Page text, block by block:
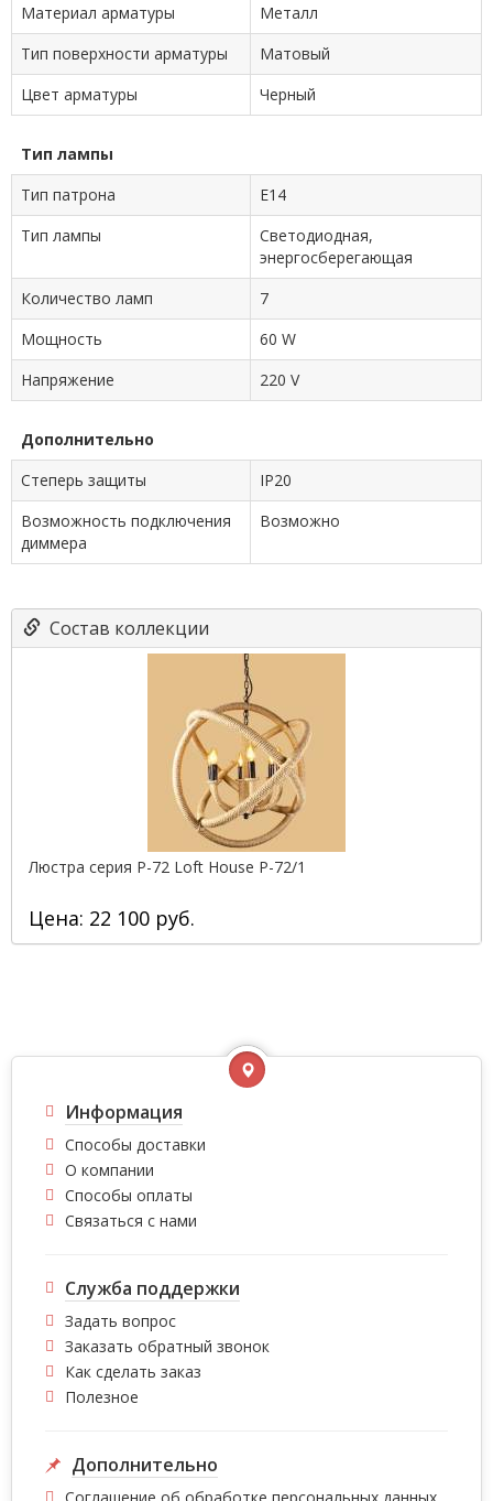
Материал арматуры
Металл
Тип поверхности арматуры
Матовый
Цвет арматуры
Черный
Тип лампы
Тип патрона
E14
Тип лампы
Cветодиодная,
энергосберегающая
Количество ламп
7
Мощность
60 W
Напряжение
220 V
Дополнительно
Степерь защиты
IP20
Возможность подключения
диммера
Возможно
Состав коллекции
Люстра серия P-72 Loft House P-72/1
Цена: 22 100 руб.
Информация
Способы доставки
О компании
Способы оплаты
Связаться с нами
Служба поддержки
Задать вопрос
Заказать обратный звонок
Как сделать заказ
Полезное
Дополнительно